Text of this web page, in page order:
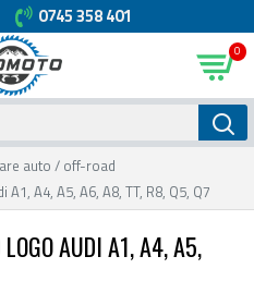
0745 358 401
0
auto / off-road
A4, A5, A6, A8, TT, R8, Q5, Q7
LOGO AUDI A1, A4, A5,